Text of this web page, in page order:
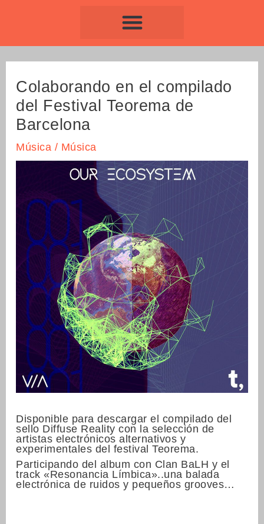
Colaborando en el compilado
del Festival Teorema de
Barcelona
Música / Música
Disponible para descargar el compilado del
sello Diffuse Reality con la selección de
artistas electrónicos alternativos y
experimentales del festival Teorema.
Participando del album con Clan BaLH y el
track «Resonancia Límbica»..una balada
electrónica de ruidos y pequeños grooves…